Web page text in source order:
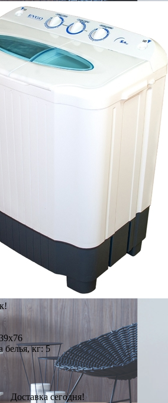
белья, кг: 5
Доставка сегодня!